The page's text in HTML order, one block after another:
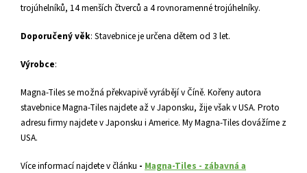
trojúhelníků, 14 menších čtverců a 4 rovnoramenné trojúhelníky.
Doporučený věk: Stavebnice je určena dětem od 3 let.
Výrobce:
Magna-Tiles se možná překvapivě vyrábějí v Číně. Kořeny autora
stavebnice Magna-Tiles najdete až v Japonsku, žije však v USA. Proto
adresu firmy najdete v Japonsku i Americe. My Magna-Tiles dovážíme z
USA.
Více informací najdete v článku - Magna-Tiles - zábavná a